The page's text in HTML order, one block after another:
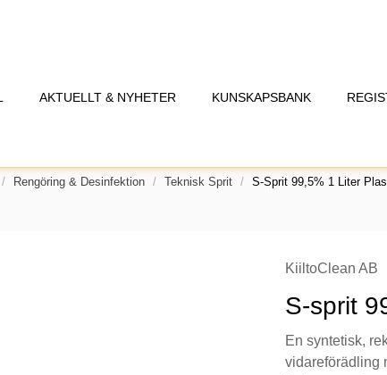
AKTUELLT & NYHETER KUNSKAPSBANK
Rengöring & Desinfektion Teknisk Sprit S-Sprit 99,5% 1 Liter
KiiltoClean AB
S-sprit
En syntetisk,
vidareförädling